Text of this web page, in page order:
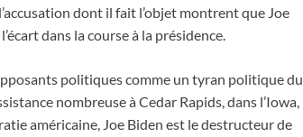
dont il fait l’objet montrent que Joe
dans la course à la présidence.
politiques comme un tyran politique du
nombreuse à Cedar Rapids, dans l’Iowa,
américaine, Joe Biden est le destructeur de